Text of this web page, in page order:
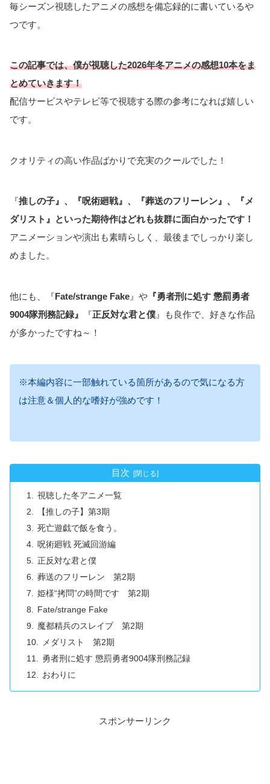
毎シーズン視聴したアニメの感想を備忘録的に書いているや
つです。
この記事では、僕が視聴した2026年冬アニメの感想10本をま
とめていきます！
配信サービスやテレビ等で視聴する際の参考になれば嬉しい
です。
クオリティの高い作品ばかりで充実のクールでした！
『推しの子』、『呪術廻戦』 、『葬送のフリーレン』 、『メ
ダリスト 』 といった期待作はどれも抜群に面白かったです！
アニメーションや演出も素晴らしく、最後までしっかり楽し
めました。
他にも、『Fate/strange Fake 』や 『勇者刑に処す 懲罰勇者
9004隊刑務記録』
『正反対な君と僕 』も良作で、好きな作品
が多かったですね～！
※本編内容に一部触れている箇所があるので気になる方
は注意＆個人的な嗜好が強めです！
目次
視聴した冬アニメ一覧
【推しの子】第3期
死亡遊戯で飯を食う。
呪術廻戦 死滅回游編
正反対な君と僕
葬送のフリーレン 第2期
姫様“拷問”の時間です 第2期
Fate/strange Fake
魔都精兵のスレイブ 第2期
メダリスト 第2期
勇者刑に処す 懲罰勇者9004隊刑務記録
おわりに
スポンサーリンク